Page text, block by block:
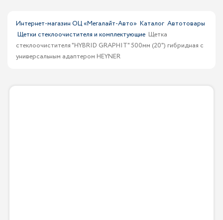
Интернет-магазин ОЦ «Мегалайт-Авто» Каталог Автотовары
Щетки стеклоочистителя и комплектующие Щетка
стеклоочистителя "HYBRID GRAPHIT" 500мм (20") гибридная с
универсальным адаптером HEYNER